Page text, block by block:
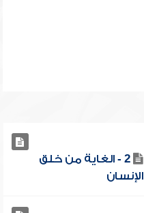
2 - الغاية من خلق
الإنسان